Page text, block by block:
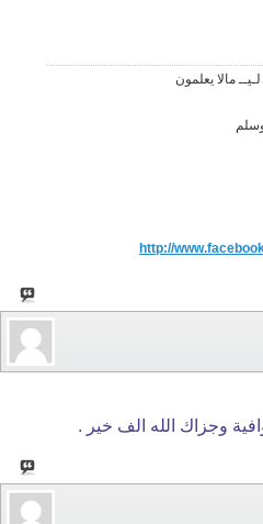
مالا يعلمون
http://
وجزاك الله الف خير .